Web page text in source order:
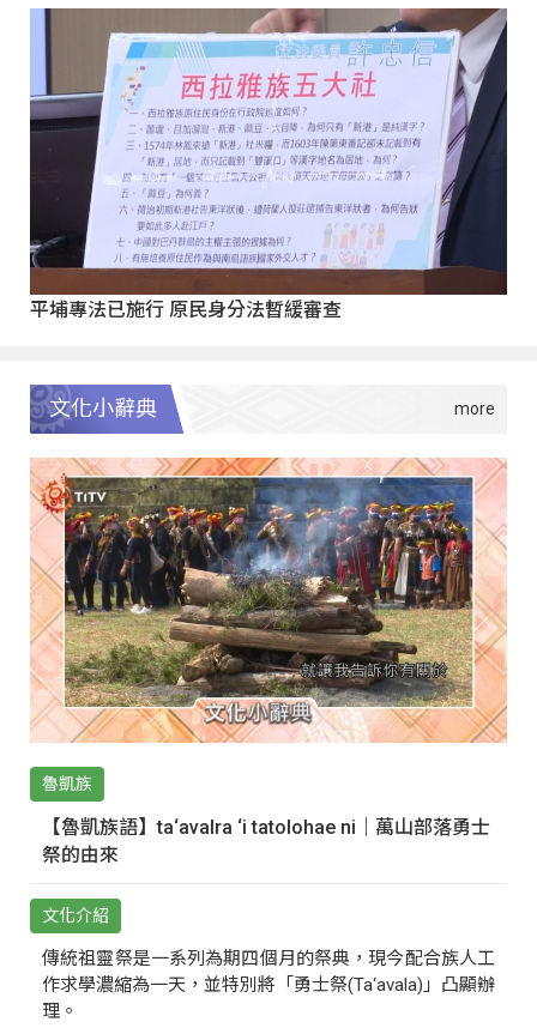
平埔專法已施行 原民身分法暫緩審查
文化小辭典
魯凱族
【魯凱族語】ta‘avalra ‘i tatolohae ni｜萬山部落勇士
祭的由來
文化介紹
傳統祖靈祭是一系列為期四個月的祭典，現今配合族人工
作求學濃縮為一天，並特別將「勇士祭(Ta‘avala)」凸顯辦
理。